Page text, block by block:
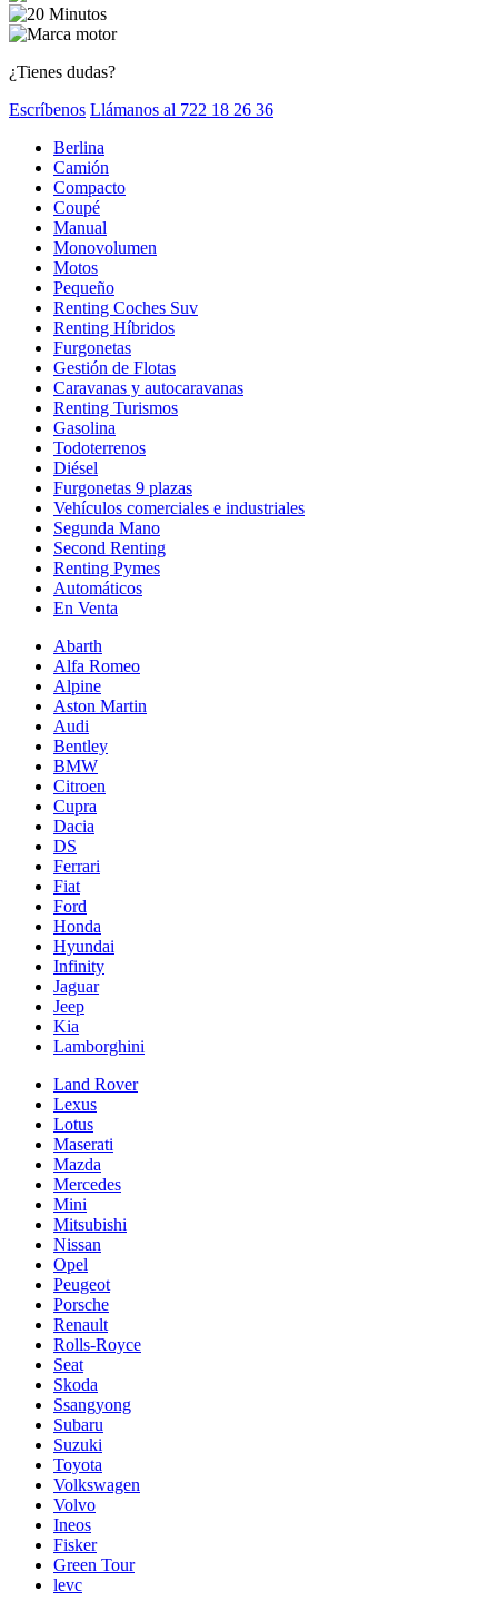
¿Tienes dudas?
Escríbenos Llámanos al 722 18 26 36
Berlina
Camión
Compacto
Coupé
Manual
Monovolumen
Motos
Pequeño
Renting Coches Suv
Renting Híbridos
Furgonetas
Gestión de Flotas
Caravanas y autocaravanas
Renting Turismos
Gasolina
Todoterrenos
Diésel
Furgonetas 9 plazas
Vehículos comerciales e industriales
Segunda Mano
Second Renting
Renting Pymes
Automáticos
En Venta
Abarth
Alfa Romeo
Alpine
Aston Martin
Audi
Bentley
BMW
Citroen
Cupra
Dacia
DS
Ferrari
Fiat
Ford
Honda
Hyundai
Infinity
Jaguar
Jeep
Kia
Lamborghini
Land Rover
Lexus
Lotus
Maserati
Mazda
Mercedes
Mini
Mitsubishi
Nissan
Opel
Peugeot
Porsche
Renault
Rolls-Royce
Seat
Skoda
Ssangyong
Subaru
Suzuki
Toyota
Volkswagen
Volvo
Ineos
Fisker
Green Tour
levc